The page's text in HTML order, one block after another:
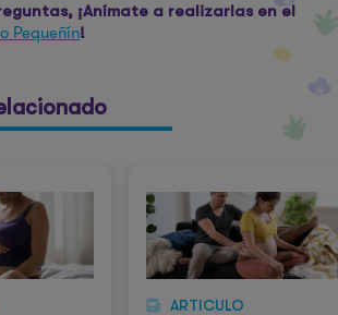
¡Anímate a realizarlas en el
Pequeñín!
ARTICULO